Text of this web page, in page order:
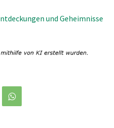
und Geheimnisse